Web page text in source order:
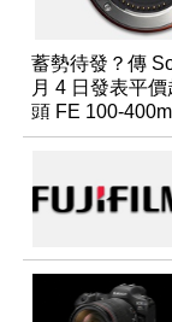
蓄勢待發？傳
月 4 日發表平
頭 FE 100-